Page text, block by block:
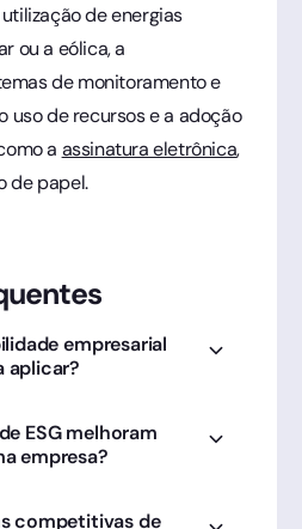
de energias
ou a eólica, a
de monitoramento e
uso de recursos e a adoção
a assinatura eletrônica,
de papel.
empresarial
aplicar?
eliminando o papel
passo simples e de alto
ESG melhoram
empresa?
ambiental e
competitivas de